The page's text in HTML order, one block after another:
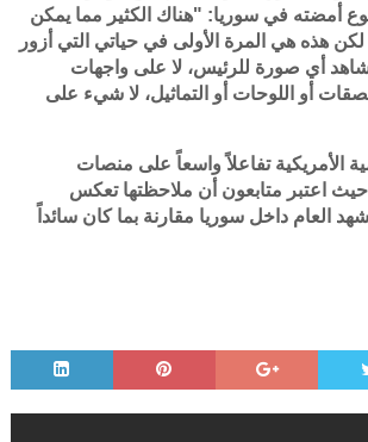
أمضته في سوريا: "هناك الكثير مما يمكن
لكن هذه هي المرة الأولى في حياتي التي أزور
أشاهد أي صورة للرئيس، لا على واجهات
أو اللوحات أو التماثيل، لا شيء على
الأمريكية تفاعلاً واسعاً على منصات
حيث اعتبر متابعون أن ملاحظتها تعكس
العام داخل سوريا مقارنة بما كان سائداً